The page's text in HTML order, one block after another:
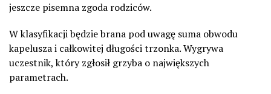
jeszcze pisemna zgoda rodziców.
W klasyfikacji będzie brana pod uwagę suma obwodu
kapelusza i całkowitej długości trzonka. Wygrywa
uczestnik, który zgłosił grzyba o największych
parametrach.